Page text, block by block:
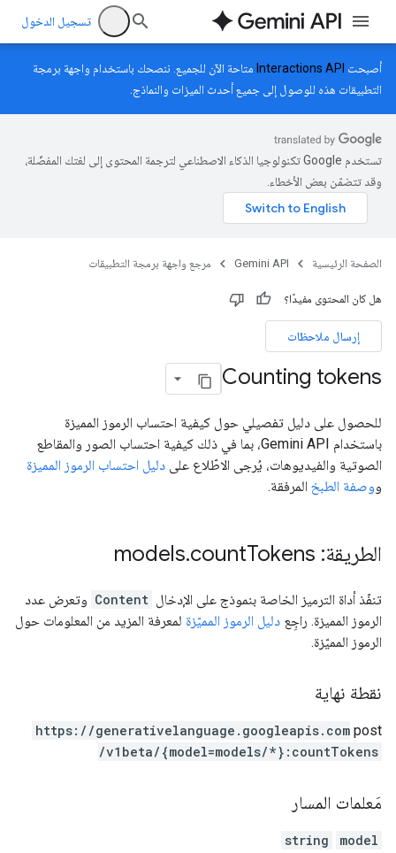
تسجيل الدخول
أصبحت Interactions API متاحة الآن للجميع. ننصحك باستخدام واجهة برمجة
التطبيقات هذه للوصول إلى جميع أحدث الميزات والنماذج.
تستخدم Google تكنولوجيا الذكاء الاصطناعي لترجمة المحتوى إلى لغتك المفضّلة،
وقد تتضمّن بعض الأخطاء.
الصفحة الرئيسية Gemini API مرجع واجهة برمجة التطبيقات
هل كان المحتوى مفيدًا؟
إرسال ملاحظات
Counting tokens
للحصول على دليل تفصيلي حول كيفية احتساب الرموز المميزة
باستخدام Gemini API، بما في ذلك كيفية احتساب الصور والمقاطع
الصوتية والفيديوهات، يُرجى الاطّلاع على دليل احتساب الرموز المميزة
ووصفة الطبخ المرفقة.
الطريقة: models .countTokens
تنفّذ أداة الترميز الخاصة بنموذج على الإدخال Content وتعرض عدد
الرموز المميزة. راجِع دليل الرموز المميّزة لمعرفة المزيد من المعلومات حول
الرموز المميّزة.
نقطة نهاية
post
https: / /generativelanguage.googleapis.com
/v1beta/{model=models/*}:countTokens
مَعلمات المسار
model
string